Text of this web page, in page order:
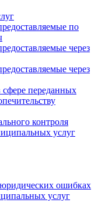
по
через
через
сфере переданных
контроля
услуг
ошибках
услуг